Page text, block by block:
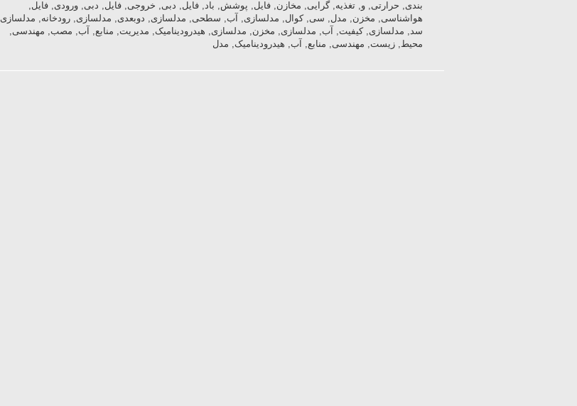
بندی, حرارتی, و, تغذیه, گرایی, مخازن, فایل, پوشش, باد, فایل, دبی, خروجی, فایل, دبی, ورودی, فایل,
هواشناسی, مخزن, مدل, سی, کوال, مدلسازی, آب, سطحی, مدلسازی, دوبعدی, مدلسازی, رودخانه, مدلسازی,
سد, مدلسازی, کیفیت, آب, مدلسازی, مخزن, مدلسازی, هیدرودینامیک, مدیریت, منابع, آب, مصب, مهندسی,
محیط, زیست, مهندسی, منابع, آب, هیدرودینامیک, مدل